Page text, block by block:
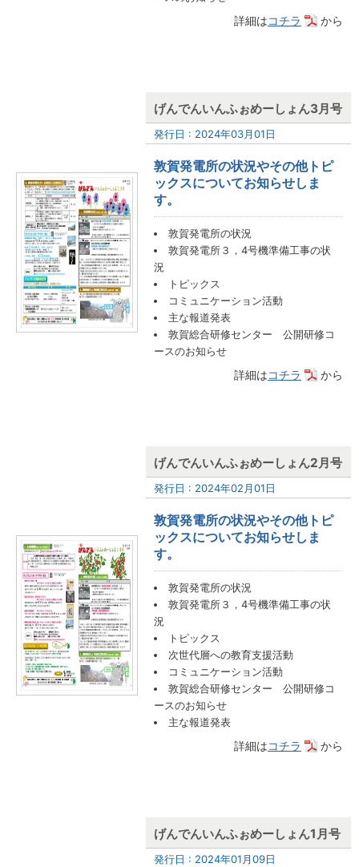
詳細はコチラ から
げんでんいんふぉめーしょん3月号
発行日 : 2024年03月01日
敦賀発電所の状況やその他トピ
ックスについてお知らせしま
す。
敦賀発電所の状況
敦賀発電所３，4号機準備工事の状
況
トピックス
コミュニケーション活動
主な報道発表
敦賀総合研修センター 公開研修コ
ースのお知らせ
詳細はコチラ から
げんでんいんふぉめーしょん2月号
発行日 : 2024年02月01日
敦賀発電所の状況やその他トピ
ックスについてお知らせしま
す。
敦賀発電所の状況
敦賀発電所３，4号機準備工事の状
況
トピックス
次世代層への教育支援活動
コミュニケーション活動
敦賀総合研修センター 公開研修コ
ースのお知らせ
主な報道発表
詳細はコチラ から
げんでんいんふぉめーしょん1月号
発行日 : 2024年01月09日